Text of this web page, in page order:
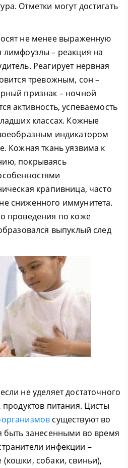
Отметки могут достигать
не менее выраженную
– реакция на
Реагирует нервная
тревожным, сон –
признак – ночной
активность, успеваемость
классах. Кожные
индикатором
Кожная ткань уязвима к
покрываясь
крапивница, часто
сниженного иммунитета.
проведения по коже
выпуклый след
не уделяет достаточного
питания. Цисты
существуют во
быть занесенными во время
инфекции –
собаки, свиньи),